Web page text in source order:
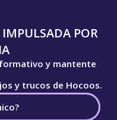
POR
y mantente
y trucos de Hocoos.